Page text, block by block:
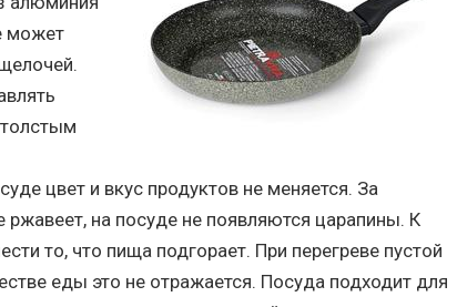
может
цвет и вкус продуктов не меняется. За
ржавеет, на посуде не появляются царапины. К
то, что пища подгорает. При перегреве пустой
еды это не отражается. Посуда подходит для